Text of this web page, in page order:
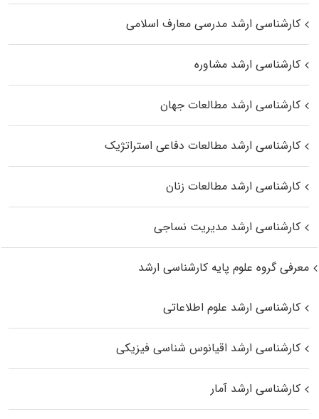
کارشناسی ارشد مدرسی معارف اسلامی
کارشناسی ارشد مشاوره
کارشناسی ارشد مطالعات جهان
کارشناسی ارشد مطالعات دفاعی استراتژیک
کارشناسی ارشد مطالعات زنان
کارشناسی ارشد مدیریت نساجی
معرفی گروه علوم پایه کارشناسی ارشد
کارشناسی ارشد علوم اطلاعاتی
کارشناسی ارشد اقیانوس‌ شناسی فیزیکی
کارشناسی ارشد آمار